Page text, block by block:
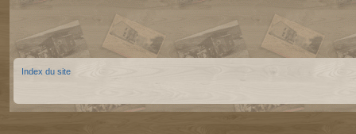
Index du site